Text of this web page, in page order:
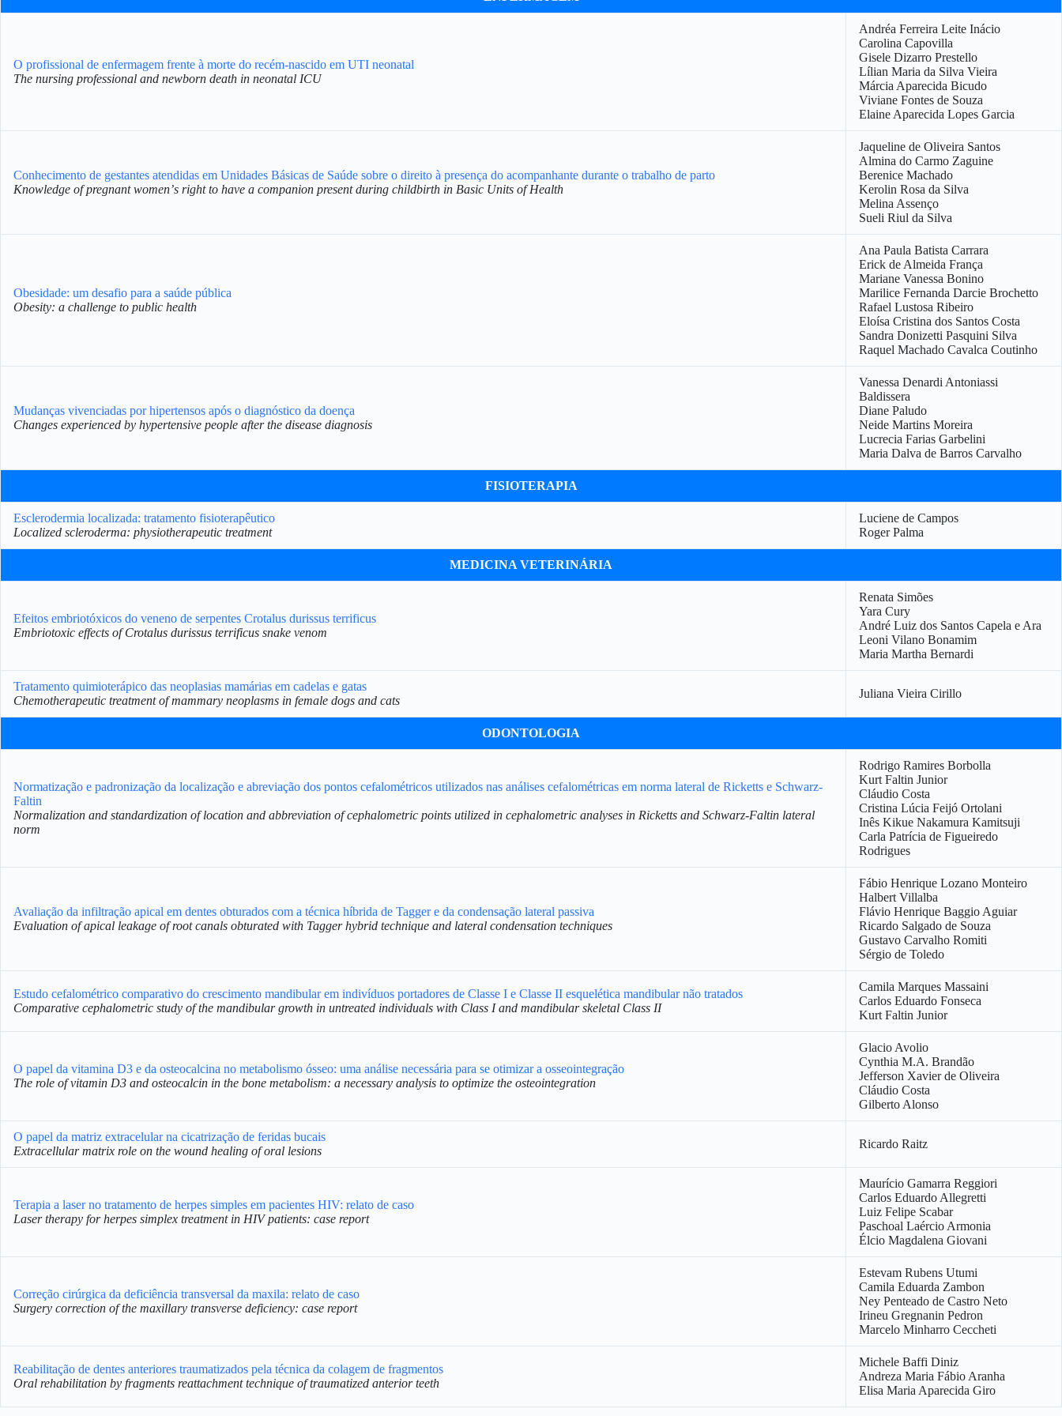
O profissional de enfermagem frente à morte do recém-nascido em UTI neonatal
The nursing professional and newborn death in neonatal ICU
Andréa Ferreira Leite Inácio
Carolina Capovilla
Gisele Dizarro Prestello
Lílian Maria da Silva Vieira
Márcia Aparecida Bicudo
Viviane Fontes de Souza
Elaine Aparecida Lopes Garcia
Conhecimento de gestantes atendidas em Unidades Básicas de Saúde sobre o direito à presença do acompanhante durante o trabalho de parto
Knowledge of pregnant womenʼs right to have a companion present during childbirth in Basic Units of Health
Jaqueline de Oliveira Santos
Almina do Carmo Zaguine
Berenice Machado
Kerolin Rosa da Silva
Melina Assenço
Sueli Riul da Silva
Obesidade: um desafio para a saúde pública
Obesity: a challenge to public health
Ana Paula Batista Carrara
Erick de Almeida França
Mariane Vanessa Bonino
Marilice Fernanda Darcie Brochetto
Rafael Lustosa Ribeiro
Eloísa Cristina dos Santos Costa
Sandra Donizetti Pasquini Silva
Raquel Machado Cavalca Coutinho
Mudanças vivenciadas por hipertensos após o diagnóstico da doença
Changes experienced by hypertensive people after the disease diagnosis
Vanessa Denardi Antoniassi
Baldissera
Diane Paludo
Neide Martins Moreira
Lucrecia Farias Garbelini
Maria Dalva de Barros Carvalho
FISIOTERAPIA
Esclerodermia localizada: tratamento fisioterapêutico
Localized scleroderma: physiotherapeutic treatment
Luciene de Campos
Roger Palma
MEDICINA VETERINÁRIA
Efeitos embriotóxicos do veneno de serpentes Crotalus durissus terrificus
Embriotoxic effects of Crotalus durissus terrificus snake venom
Renata Simões
Yara Cury
André Luiz dos Santos Capela e Ara
Leoni Vilano Bonamim
Maria Martha Bernardi
Tratamento quimioterápico das neoplasias mamárias em cadelas e gatas
Chemotherapeutic treatment of mammary neoplasms in female dogs and cats
Juliana Vieira Cirillo
ODONTOLOGIA
Normatização e padronização da localização e abreviação dos pontos cefalométricos utilizados nas análises cefalométricas em norma lateral de Ricketts e Schwarz-
Faltin
Normalization and standardization of location and abbreviation of cephalometric points utilized in cephalometric analyses in Ricketts and Schwarz-Faltin lateral
norm
Rodrigo Ramires Borbolla
Kurt Faltin Junior
Cláudio Costa
Cristina Lúcia Feijó Ortolani
Inês Kikue Nakamura Kamitsuji
Carla Patrícia de Figueiredo
Rodrigues
Avaliação da infiltração apical em dentes obturados com a técnica híbrida de Tagger e da condensação lateral passiva
Evaluation of apical leakage of root canals obturated with Tagger hybrid technique and lateral condensation techniques
Fábio Henrique Lozano Monteiro
Halbert Villalba
Flávio Henrique Baggio Aguiar
Ricardo Salgado de Souza
Gustavo Carvalho Romiti
Sérgio de Toledo
Estudo cefalométrico comparativo do crescimento mandibular em indivíduos portadores de Classe I e Classe II esquelética mandibular não tratados
Comparative cephalometric study of the mandibular growth in untreated individuals with Class I and mandibular skeletal Class II
Camila Marques Massaini
Carlos Eduardo Fonseca
Kurt Faltin Junior
O papel da vitamina D3 e da osteocalcina no metabolismo ósseo: uma análise necessária para se otimizar a osseointegração
The role of vitamin D3 and osteocalcin in the bone metabolism: a necessary analysis to optimize the osteointegration
Glacio Avolio
Cynthia M.A. Brandão
Jefferson Xavier de Oliveira
Cláudio Costa
Gilberto Alonso
O papel da matriz extracelular na cicatrização de feridas bucais
Extracellular matrix role on the wound healing of oral lesions
Ricardo Raitz
Terapia a laser no tratamento de herpes simples em pacientes HIV: relato de caso
Laser therapy for herpes simplex treatment in HIV patients: case report
Maurício Gamarra Reggiori
Carlos Eduardo Allegretti
Luiz Felipe Scabar
Paschoal Laércio Armonia
Élcio Magdalena Giovani
Correção cirúrgica da deficiência transversal da maxila: relato de caso
Surgery correction of the maxillary transverse deficiency: case report
Estevam Rubens Utumi
Camila Eduarda Zambon
Ney Penteado de Castro Neto
Irineu Gregnanin Pedron
Marcelo Minharro Ceccheti
Reabilitação de dentes anteriores traumatizados pela técnica da colagem de fragmentos
Oral rehabilitation by fragments reattachment technique of traumatized anterior teeth
Michele Baffi Diniz
Andreza Maria Fábio Aranha
Elisa Maria Aparecida Giro